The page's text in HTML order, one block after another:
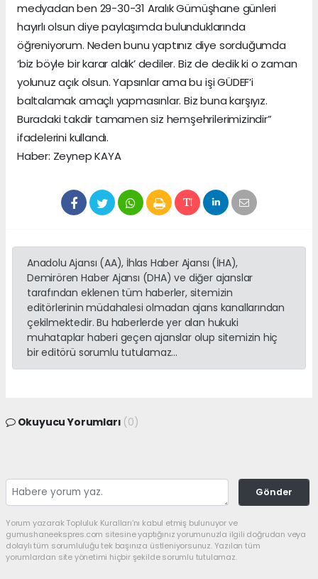
medyadan ben 29-30-31 Aralık Gümüşhane günleri
hayırlı olsun diye paylaşımda bulunduklarında
öğreniyorum. Neden bunu yaptınız diye sorduğumda
‘biz böyle bir karar aldık’ dediler. Biz de dedik ki o zaman
yolunuz açık olsun. Yapsınlar ama bu işi GÜDEF’i
baltalamak amaçlı yapmasınlar. Biz buna karşıyız.
Buradaki takdir tamamen siz hemşehrilerimizindir”
ifadelerini kullandı.
Haber: Zeynep KAYA
Anadolu Ajansı (AA), İhlas Haber Ajansı (İHA),
Demirören Haber Ajansı (DHA) ve diğer ajanslar
tarafından eklenen tüm haberler, sitemizin
editörlerinin müdahalesi olmadan ajans kanallarından
çekilmektedir. Bu haberlerde yer alan hukuki
muhataplar haberi geçen ajanslar olup sitemizin hiç
bir editörü sorumlu tutulamaz...
Okuyucu Yorumları (0)
Gönder
Yorum yazarak Topluluk Kuralları’nı kabul etmiş bulunuyor ve
gumushaneekspres.com sitesine yaptığınız yorumunuzla ilgili doğrudan veya
dolaylı tüm sorumluluğu tek başınıza üstleniyorsunuz. Yazılan tüm
yorumlardan site yönetimi hiçbir şekilde sorumlu tutulamaz.